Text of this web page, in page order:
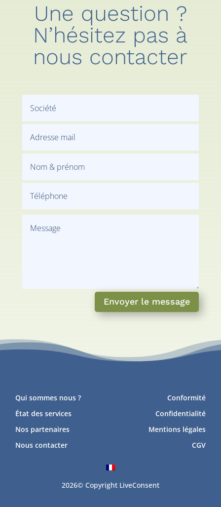
Une question ?
N’hésitez pas à
nous contacter
Envoyer le message
Qui sommes nous ?
État des services
Nos partenaires
Nous contacter
Conformité
Confidentialité
Mentions légales
CGV
2026© Copyright LiveConsent